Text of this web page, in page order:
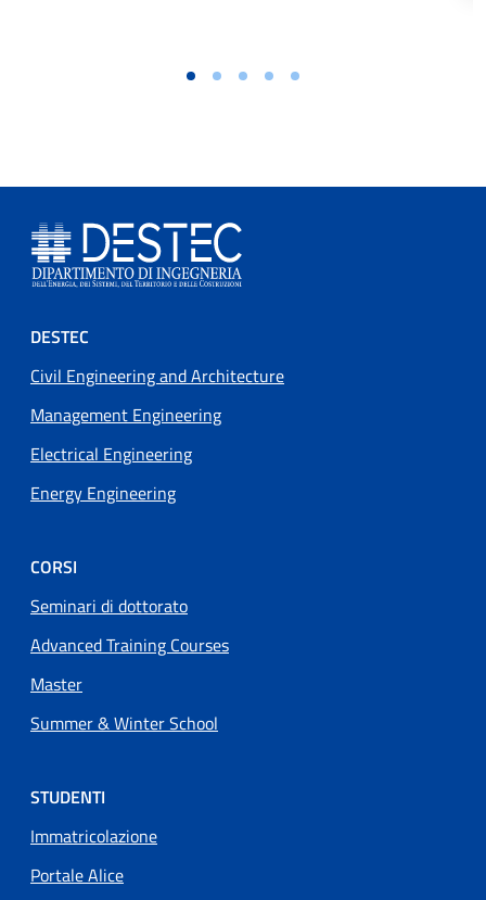
Footer menu
DESTEC
Civil Engineering and Architecture
Management Engineering
Electrical Engineering
Energy Engineering
CORSI
Seminari di dottorato
Advanced Training Courses
Master
Summer & Winter School
STUDENTI
Immatricolazione
Portale Alice